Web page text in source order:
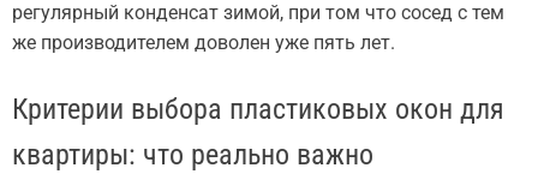
регулярный конденсат зимой, при том что сосед с тем
же производителем доволен уже пять лет.
Критерии выбора пластиковых окон для
квартиры: что реально важно